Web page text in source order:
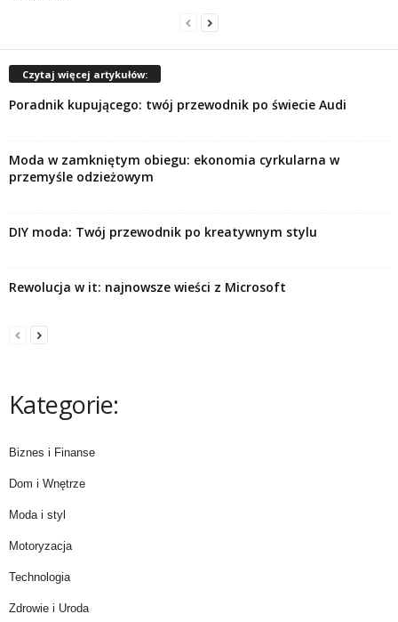
Czytaj więcej artykułów:
Poradnik kupującego: twój przewodnik po świecie Audi
Moda w zamkniętym obiegu: ekonomia cyrkularna w
przemyśle odzieżowym
DIY moda: Twój przewodnik po kreatywnym stylu
Rewolucja w it: najnowsze wieści z Microsoft
Kategorie:
Biznes i Finanse
Dom i Wnętrze
Moda i styl
Motoryzacja
Technologia
Zdrowie i Uroda